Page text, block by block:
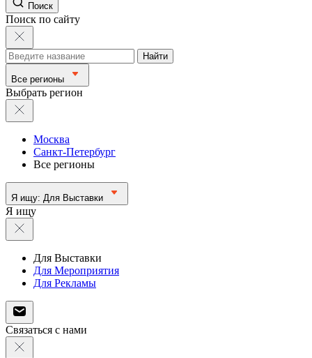
Поиск
Поиск по сайту
Найти
Все регионы
Выбрать регион
Москва
Санкт-Петербург
Все регионы
Я ищу: Для Выставки
Я ищу
Для Выставки
Для Мероприятия
Для Рекламы
Связаться с нами